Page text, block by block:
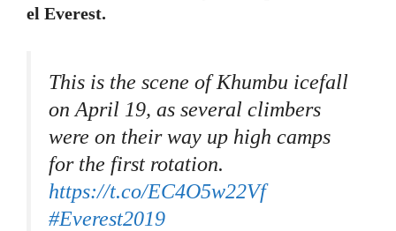
el Everest.
This is the scene of Khumbu icefall
on April 19, as several climbers
were on their way up high camps
for the first rotation.
https://t.co/EC4O5w22Vf
#Everest2019